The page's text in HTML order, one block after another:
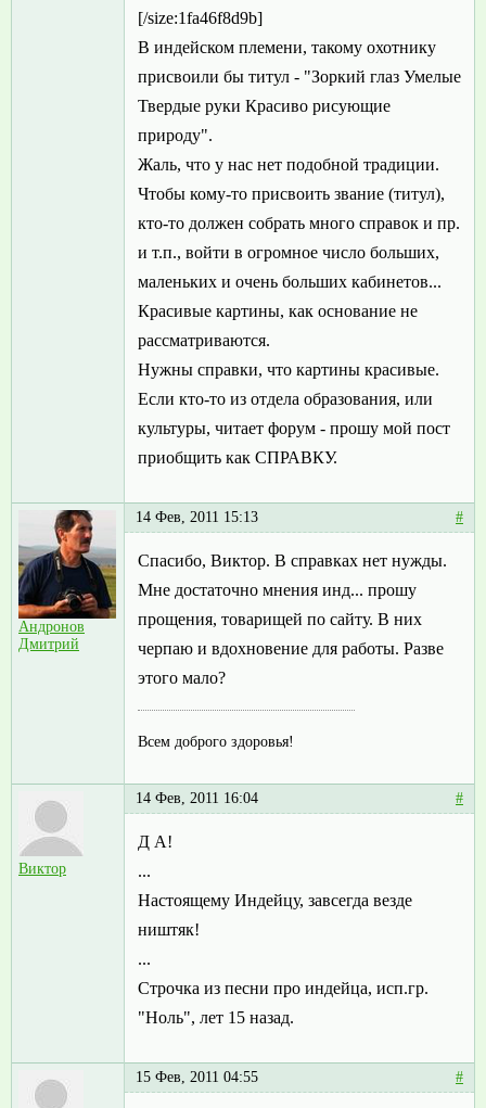
[/size:1fa46f8d9b]
В индейском племени, такому охотнику
присвоили бы титул - "Зоркий глаз Умелые
Твердые руки Красиво рисующие
природу".
Жаль, что у нас нет подобной традиции.
Чтобы кому-то присвоить звание (титул),
кто-то должен собрать много справок и пр.
и т.п., войти в огромное число больших,
маленьких и очень больших кабинетов...
Красивые картины, как основание не
рассматриваются.
Нужны справки, что картины красивые.
Если кто-то из отдела образования, или
культуры, читает форум - прошу мой пост
приобщить как СПРАВКУ.
Андронов
Дмитрий
14 Фев, 2011 15:13 #
Спасибо, Виктор. В справках нет нужды.
Мне достаточно мнения инд... прошу
прощения, товарищей по сайту. В них
черпаю и вдохновение для работы. Разве
этого мало?
Всем доброго здоровья!
Виктор
14 Фев, 2011 16:04 #
Д А!
...
Настоящему Индейцу, завсегда везде
ништяк!
...
Строчка из песни про индейца, исп.гр.
"Ноль", лет 15 назад.
15 Фев, 2011 04:55 #